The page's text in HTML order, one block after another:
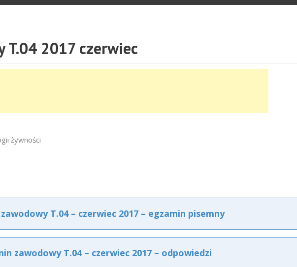
T.04 2017 czerwiec
żywności
T.04 – czerwiec 2017 – egzamin pisemny
zawodowy T.04 – czerwiec 2017 – odpowiedzi